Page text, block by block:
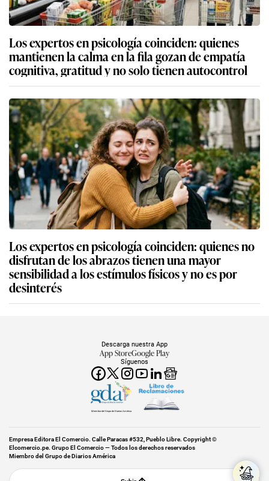
Los expertos en psicología coinciden: quienes
mantienen la calma en la fila gozan de empatía
cognitiva, gratitud y no solo tienen autocontrol
Los expertos en psicología coinciden: quienes no
disfrutan de los abrazos tienen una mayor
sensibilidad a los estímulos físicos y no es por
desinterés
Síguenos
Descarga nuestra App
App StoreGoogle Play
Miembro del Grupo de Diarios América
Empresa Editora El Comercio. Calle Paracas #532, Pueblo Libre. Copyright ©
Elcomercio.pe. Grupo El Comercio — Todos los derechos reservados
Miembro del Grupo de Diarios América